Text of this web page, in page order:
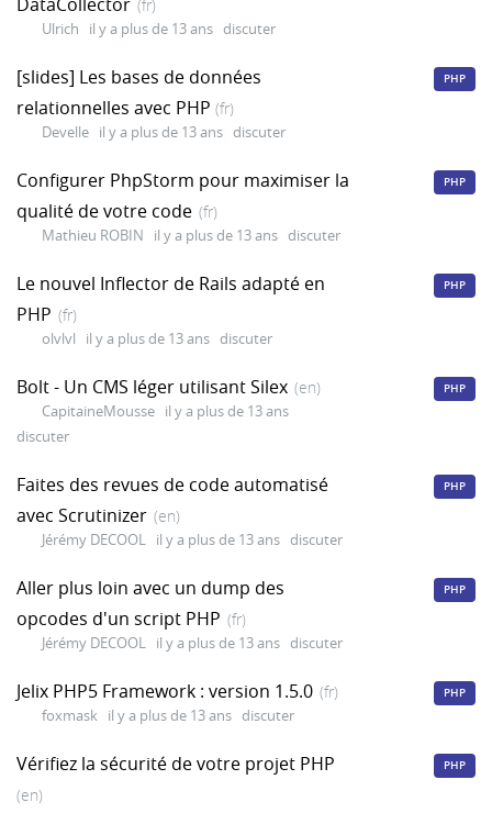
(fr)
Ulrich il y a plus de 13 ans discuter
[slides] Les bases de données
relationnelles avec PHP (fr)
Develle il y a plus de 13 ans discuter
PHP
Configurer PhpStorm pour maximiser la
qualité de votre code (fr)
Mathieu ROBIN il y a plus de 13 ans discuter
PHP
Le nouvel Inflector de Rails adapté en
PHP (fr)
olvlvl il y a plus de 13 ans discuter
PHP
Bolt - Un CMS léger utilisant Silex (en)
CapitaineMousse il y a plus de 13 ans
discuter
PHP
Faites des revues de code automatisé
avec Scrutinizer (en)
Jérémy DECOOL il y a plus de 13 ans discuter
PHP
Aller plus loin avec un dump des
opcodes d'un script PHP (fr)
Jérémy DECOOL il y a plus de 13 ans discuter
PHP
Jelix PHP5 Framework : version 1.5.0 (fr)
foxmask il y a plus de 13 ans discuter
PHP
Vérifiez la sécurité de votre projet PHP
(en)
PHP